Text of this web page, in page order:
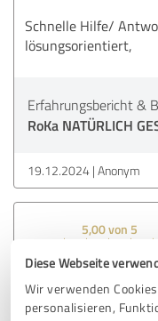
Diese Webseite
Wir verwenden
personalisieren,
Schnelle Hilfe/
lösungsorientiert,
Erfahrungsbericht &
RoKa NATÜRLICH
19.12.2024 Anonym
5,00 von 5
SEHR GUT